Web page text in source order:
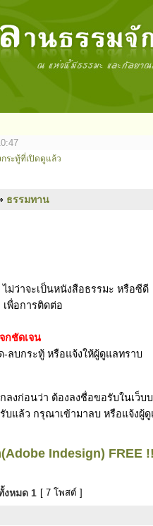
ระทู้ที่เปิดดูแล้ว
ธรรมทาน
ไม่ว่าจะเป็นหนังสือธรรมะ หรือซีดี
เพื่อการติดต่อ
กชัดเจน
ลบกระทู้ หรือแจ้งให้ผู้ดูแลทราบ
ลงก่อนว่า ต้องลงชื่อขอรับในเว็บ
บแล้ว กรุณาเข้ามาลบ หรือแจ้ง
Indesign) FREE
งหมด 1 [ 7 โพสต์ ]